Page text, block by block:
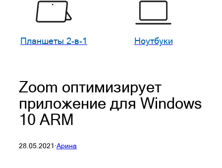
Планшеты 2-в-1 Ноутбуки
Zoom оптимизирует
приложение для Windows
10 ARM
28.05.2021·Арина